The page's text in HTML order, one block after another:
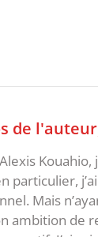
de
particulier,
Mais
ambition de